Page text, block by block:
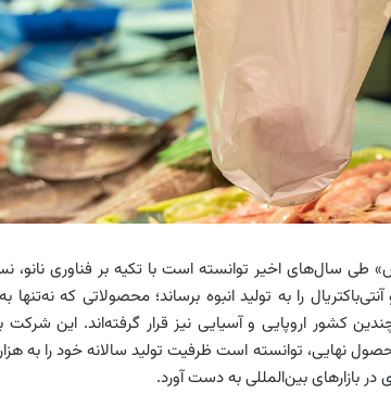
طی سال‌های اخیر توانسته است با تکیه بر فناوری نانو،
را به تولید انبوه برساند؛ محصولاتی که
کشور اروپایی و آسیایی نیز قرار گرفته‌اند. این شرکت
نهایی، توانسته است ظرفیت تولید سالانه خود را به
در بازارهای بین‌المللی به دست آورد.